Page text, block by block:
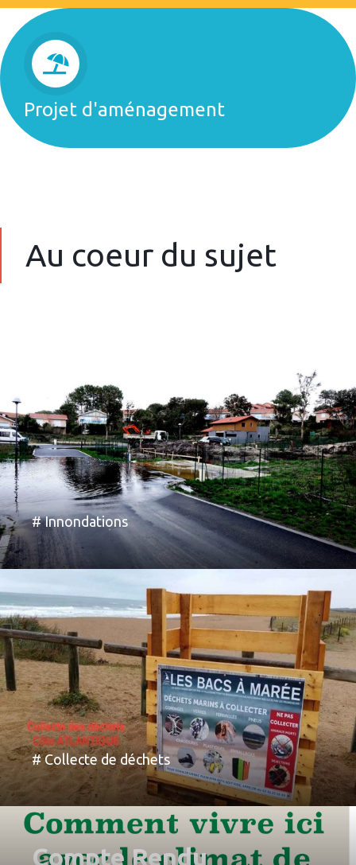
Projet d'aménagement
Au coeur du sujet
# Innondations
# Collecte de déchets
Compte Rendu